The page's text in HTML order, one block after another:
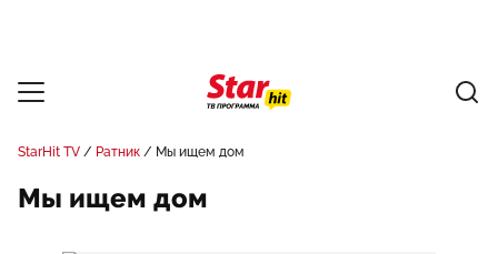
StarHit TV Ратник Мы ищем дом
Мы ищем дом